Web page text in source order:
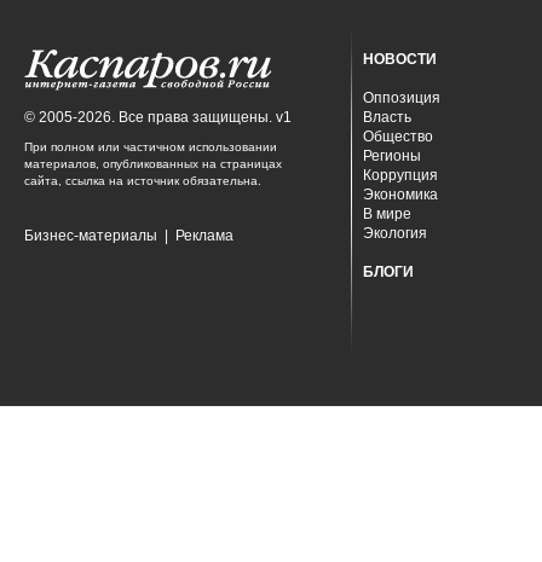
© 2005-2026. Все права защищены. v1
При полном или частичном использовании
материалов, опубликованных на страницах
сайта, ссылка на источник обязательна.
Бизнес-материалы Реклама
НОВОСТИ
Оппозиция
Власть
Общество
Регионы
Коррупция
Экономика
В мире
Экология
БЛОГИ